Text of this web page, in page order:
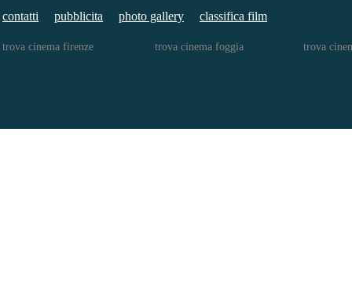
contatti pubblicita photo gallery classifica film
trova cinema firenze trova cinema foggia trova